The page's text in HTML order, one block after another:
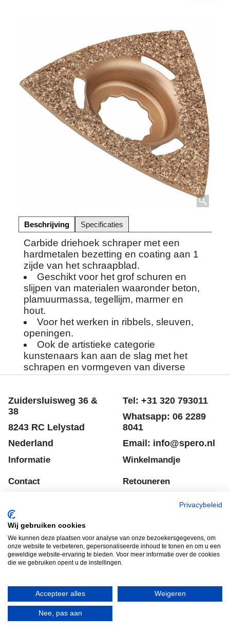
Beschrijving Specificaties
Carbide driehoek schraper met een
hardmetalen bezetting en coating aan 1
zijde van het schraapblad.
Geschikt voor het grof schuren en
slijpen van materialen waaronder beton,
plamuurmassa, tegellijm, marmer en
hout.
Voor het werken in ribbels, sleuven,
openingen.
Ook de artistieke categorie
kunstenaars kan aan de slag met het
schrapen en vormgeven van diverse
steen en houtsoorten.
Zuidersluisweg 36 &
38
8243 RC Lelystad
Informatie
Tel: +31 320 793011
Whatsapp: 06 2289
8041
Winkelmandje
Contact
Voorwaarden
Winkelmandje
Disclaimer
Garantie voorwaarden
Privacy verklaring
HERROEPINGSKNOP
Privacybeleid
Wij gebruiken cookies
We kunnen deze plaatsen voor analyse van onze bezoekersgegevens, om
onze website te verbeteren, gepersonaliseerde inhoud te tonen en om u een
geweldige website-ervaring te bieden. Voor meer informatie over de cookies
die we gebruiken opent u de instellingen.
Accepteer alles Weigeren
Nee, pas aan